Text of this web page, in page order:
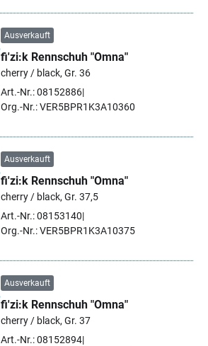
Ausverkauft
fi'zi:k Rennschuh "Omna"
cherry / black, Gr. 36
Art.-Nr.: 08152886
Org.-Nr.: VER5BPR1K3A10360
Ausverkauft
fi'zi:k Rennschuh "Omna"
cherry / black, Gr. 37,5
Art.-Nr.: 08153140
Org.-Nr.: VER5BPR1K3A10375
Ausverkauft
fi'zi:k Rennschuh "Omna"
cherry / black, Gr. 37
Art.-Nr.: 08152894